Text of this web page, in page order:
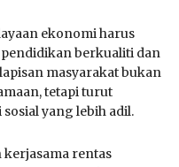
ekonomi harus
pendidikan berkualiti dan
masyarakat bukan
tetapi turut
yang lebih adil.
rentas